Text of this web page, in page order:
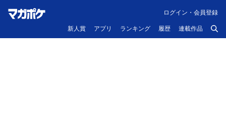
新人賞 アプリ ランキング 履歴 連載作品
ログイン・会員登録